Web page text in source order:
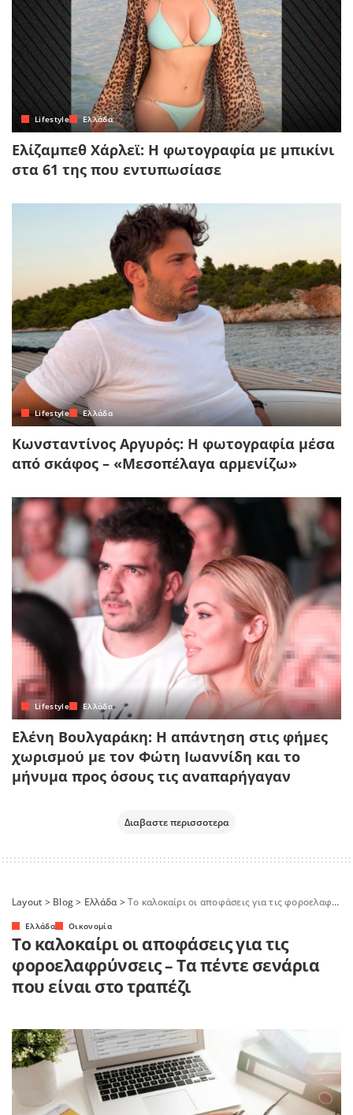
Lifestyle Ελλάδα
Ελίζαμπεθ Χάρλεϊ: Η φωτογραφία με μπικίνι
στα 61 της που εντυπωσίασε
Lifestyle Ελλάδα
Κωνσταντίνος Αργυρός: Η φωτογραφία μέσα
από σκάφος – «Μεσοπέλαγα αρμενίζω»
Lifestyle Ελλάδα
Ελένη Βουλγαράκη: Η απάντηση στις φήμες
χωρισμού με τον Φώτη Ιωαννίδη και το
μήνυμα προς όσους τις αναπαρήγαγαν
Διαβαστε περισσοτερα
Layout > Blog> Ελλάδα>Το καλοκαίρι οι αποφάσεις για τις φοροελαφρύνσεις – Τα πέντε σενάρια που είναι στο τραπέζι
Ελλάδα Οικονομία
Το καλοκαίρι οι αποφάσεις για τις
φοροελαφρύνσεις – Τα πέντε σενάρια
που είναι στο τραπέζι